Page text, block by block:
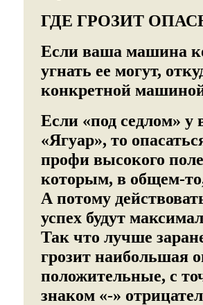
ГДЕ ГРОЗИТ
Если ваша машина
угнать ее могут,
конкретной
Если «под седлом» у
«Ягуар», то
профи высокого
которым, в общем-
А потому
успех будут
Так что лучше
грозит наибольшая
положительные, с
знаком «-»